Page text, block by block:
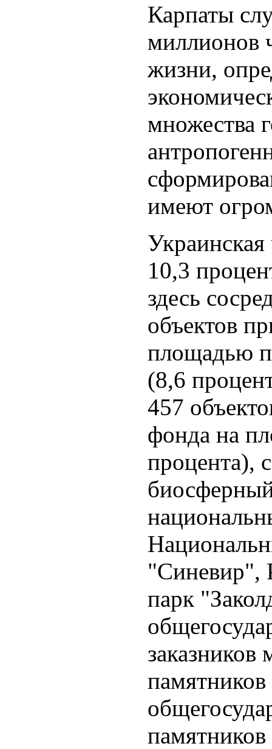
Карпаты
миллионов
жизни,
множества
имеют
Украинская
10,3
здесь
объектов
площадью
(8,6
457
фонда на
процента),
"Синевир",
парк
заказников
памятников